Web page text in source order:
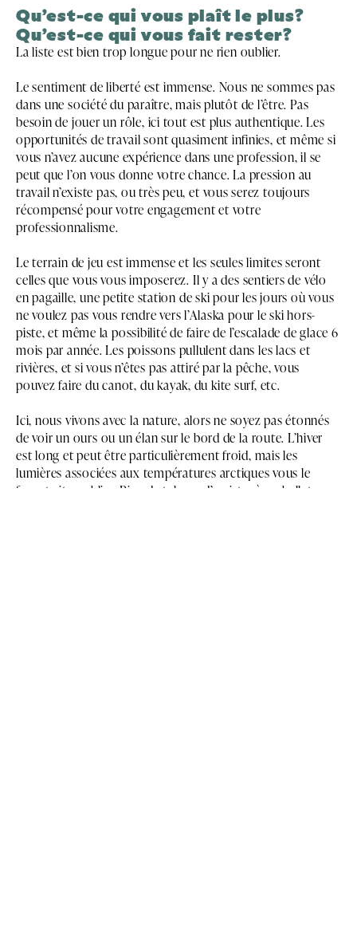
Qu’est-ce qui vous plaît le plus?
Qu’est-ce qui vous fait rester?
La liste est bien trop longue pour ne rien oublier.
Le sentiment de liberté est immense. Nous ne sommes pas
dans une société du paraître, mais plutôt de l’être. Pas
besoin de jouer un rôle, ici tout est plus authentique. Les
opportunités de travail sont quasiment infinies, et même si
vous n’avez aucune expérience dans une profession, il se
peut que l’on vous donne votre chance. La pression au
travail n’existe pas, ou très peu, et vous serez toujours
récompensé pour votre engagement et votre
professionnalisme.
Le terrain de jeu est immense et les seules limites seront
celles que vous vous imposerez. Il y a des sentiers de vélo
en pagaille, une petite station de ski pour les jours où vous
ne voulez pas vous rendre vers l’Alaska pour le ski hors-
piste, et même la possibilité de faire de l’escalade de glace 6
mois par année. Les poissons pullulent dans les lacs et
rivières, et si vous n’êtes pas attiré par la pêche, vous
pouvez faire du canot, du kayak, du kite surf, etc.
Ici, nous vivons avec la nature, alors ne soyez pas étonnés
de voir un ours ou un élan sur le bord de la route. L’hiver
est long et peut être particulièrement froid, mais les
lumières associées aux températures arctiques vous le
feront vite oublier. Rien de tel que d’assister à un ballet